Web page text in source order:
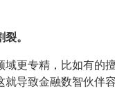
。
更专精，比如有的
导致金融数智伙伴